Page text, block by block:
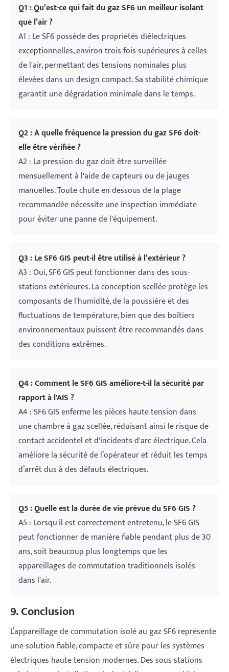
Q1 : Qu’est-ce qui fait du gaz SF6 un meilleur isolant
que l’air ?
A1 : Le SF6 possède des propriétés diélectriques
exceptionnelles, environ trois fois supérieures à celles
de l'air, permettant des tensions nominales plus
élevées dans un design compact. Sa stabilité chimique
garantit une dégradation minimale dans le temps.
Q2 : À quelle fréquence la pression du gaz SF6 doit-
elle être vérifiée ?
A2 : La pression du gaz doit être surveillée
mensuellement à l'aide de capteurs ou de jauges
manuelles. Toute chute en dessous de la plage
recommandée nécessite une inspection immédiate
pour éviter une panne de l'équipement.
Q3 : Le SF6 GIS peut-il être utilisé à l’extérieur ?
A3 : Oui, SF6 GIS peut fonctionner dans des sous-
stations extérieures. La conception scellée protège les
composants de l'humidité, de la poussière et des
fluctuations de température, bien que des boîtiers
environnementaux puissent être recommandés dans
des conditions extrêmes.
Q4 : Comment le SF6 GIS améliore-t-il la sécurité par
rapport à l'AIS ?
A4 : SF6 GIS enferme les pièces haute tension dans
une chambre à gaz scellée, réduisant ainsi le risque de
contact accidentel et d'incidents d'arc électrique. Cela
améliore la sécurité de l’opérateur et réduit les temps
d’arrêt dus à des défauts électriques.
Q5 : Quelle est la durée de vie prévue du SF6 GIS ?
A5 : Lorsqu'il est correctement entretenu, le SF6 GIS
peut fonctionner de manière fiable pendant plus de 30
ans, soit beaucoup plus longtemps que les
appareillages de commutation traditionnels isolés
dans l'air.
9. Conclusion
L’appareillage de commutation isolé au gaz SF6 représente
une solution fiable, compacte et sûre pour les systèmes
électriques haute tension modernes. Des sous-stations